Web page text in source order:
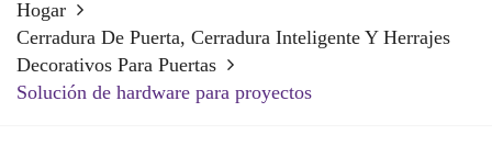
Hogar
Cerradura De Puerta, Cerradura Inteligente Y Herrajes
Decorativos Para Puertas
Solución de hardware para proyectos